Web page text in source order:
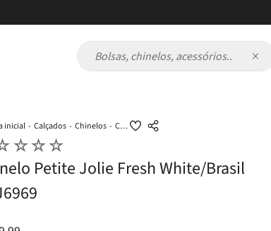
Bolsas, chinelos, acessórios...
Calçados Chinelos Chinelo Petite Jolie Fresh White/Brasil 1 PJ6969
☆☆☆
Petite Jolie Fresh White/Brasil